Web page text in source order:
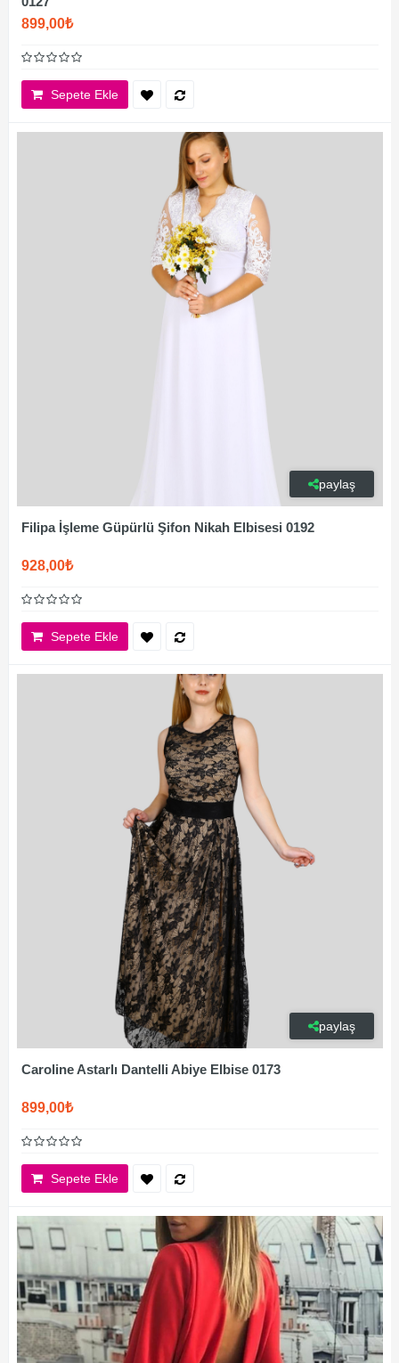
899,00₺
Sepete Ekle
paylaş
Filipa İşleme Güpürlü Şifon Nikah Elbisesi 0192
928,00₺
Sepete Ekle
paylaş
Caroline Astarlı Dantelli Abiye Elbise 0173
899,00₺
Sepete Ekle